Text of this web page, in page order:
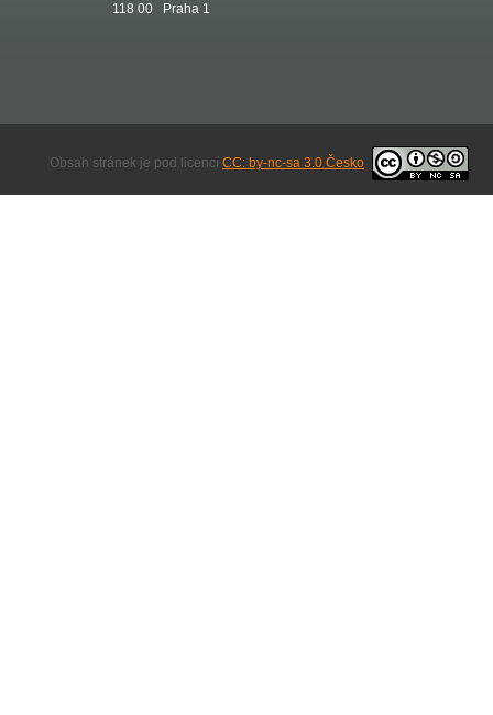
118 00 Praha 1
Obsah stránek je pod licencí CC: by-nc-sa 3.0 Česko